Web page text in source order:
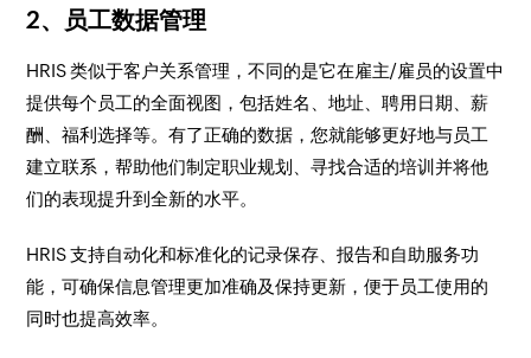
2、员工数据管理
HRIS 类似于客户关系管理，不同的是它在雇主/雇员的设置中
提供每个员工的全面视图，包括姓名、地址、聘用日期、薪
酬、福利选择等。有了正确的数据，您就能够更好地与员工
建立联系，帮助他们制定职业规划、寻找合适的培训并将他
们的表现提升到全新的水平。
HRIS 支持自动化和标准化的记录保存、报告和自助服务功
能，可确保信息管理更加准确及保持更新，便于员工使用的
同时也提高效率。